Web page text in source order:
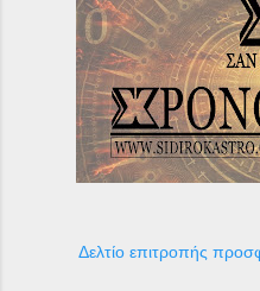
Δελτίο επιτροπής